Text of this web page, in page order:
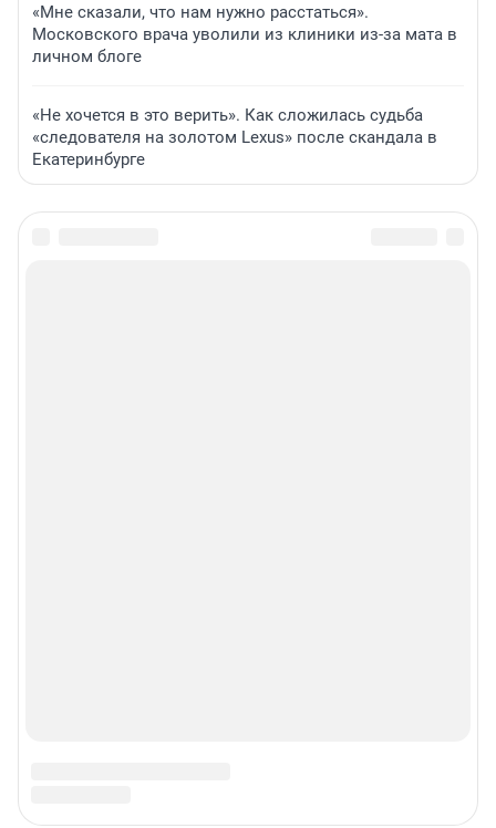
«Мне сказали, что нам нужно расстаться».
Московского врача уволили из клиники из-за мата в
личном блоге
«Не хочется в это верить». Как сложилась судьба
«следователя на золотом Lexus» после скандала в
Екатеринбурге